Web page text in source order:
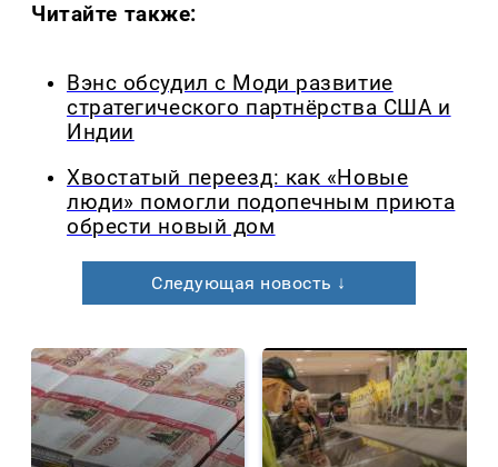
Читайте также:
Вэнс обсудил с Моди развитие
стратегического партнёрства США и
Индии
Хвостатый переезд: как «Новые
люди» помогли подопечным приюта
обрести новый дом
Следующая новость ↓